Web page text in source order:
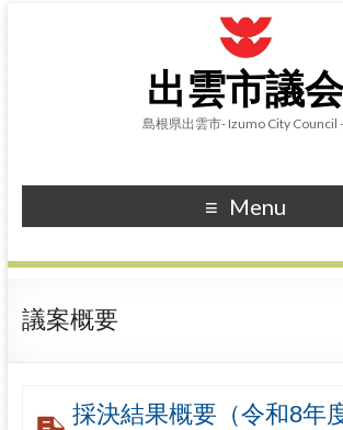
出雲市議会
島根県出雲市- Izumo City Council
Menu
議案概要
採決結果概要（令和8年